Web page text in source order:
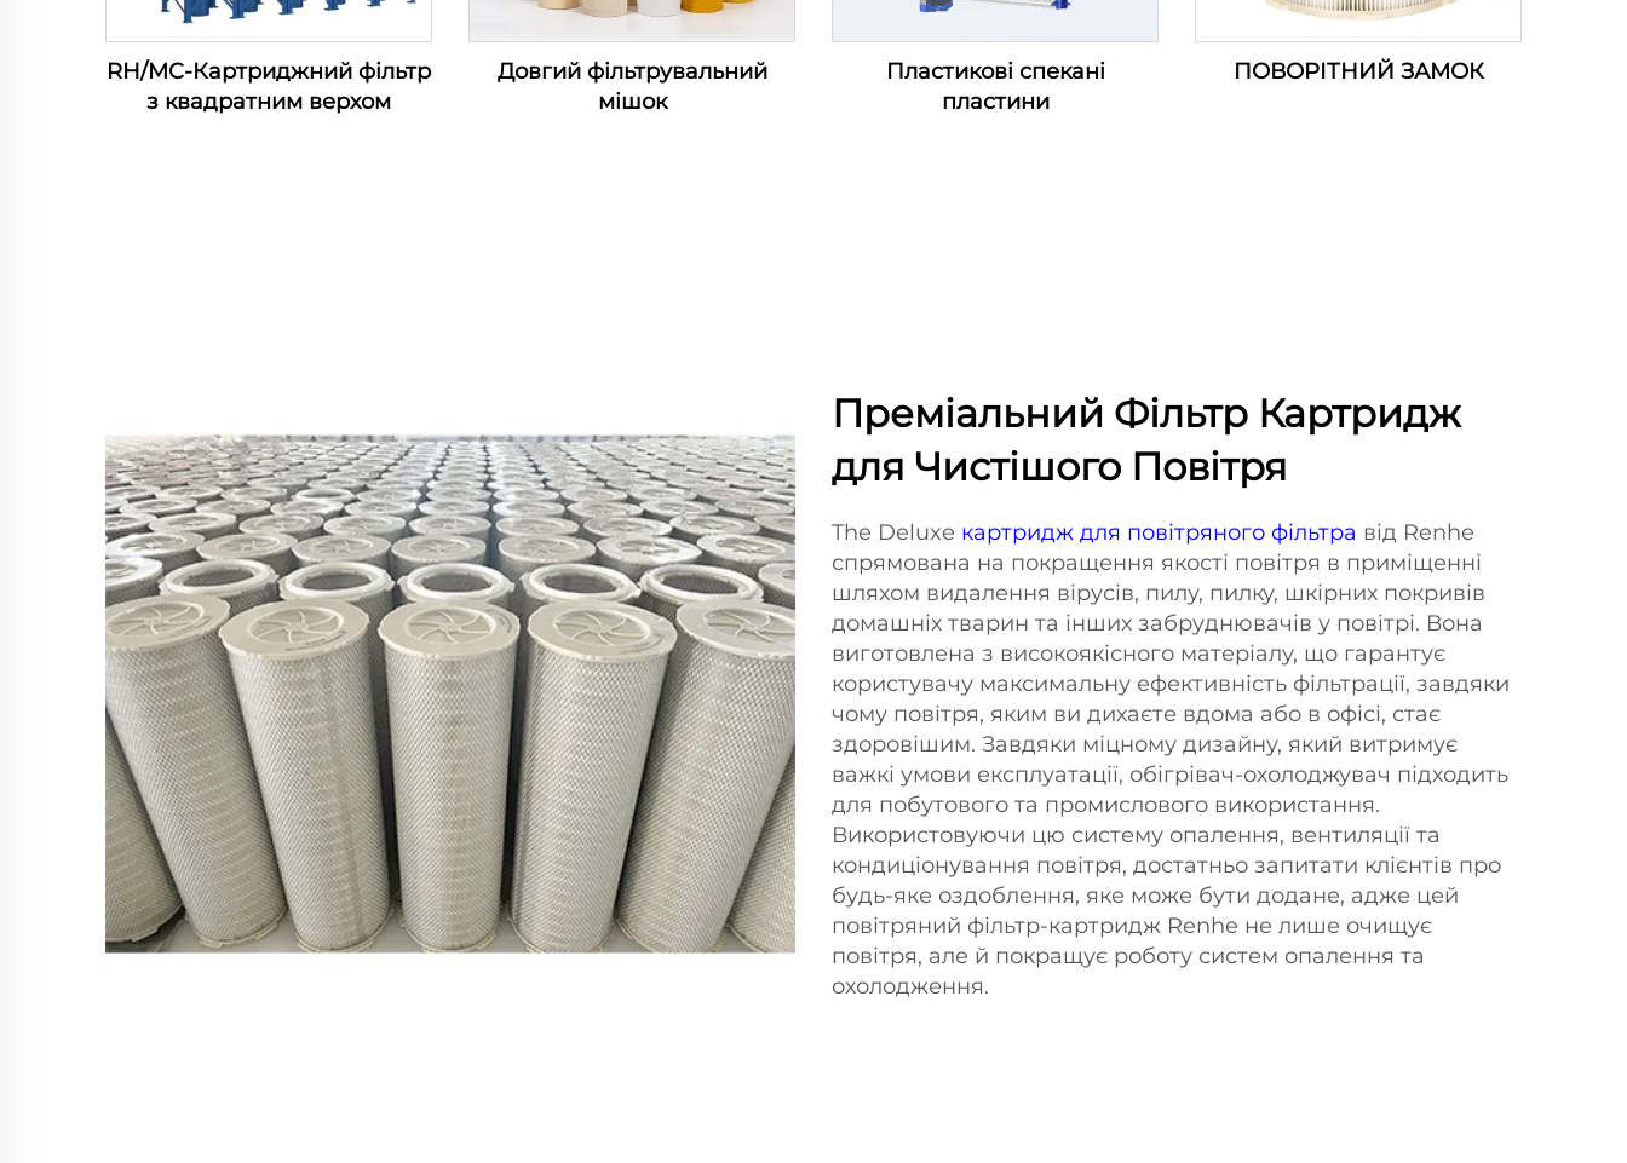
RH/MC-Картриджний фільтр
з квадратним верхом
Довгий фільтрувальний
мішок
Пластикові спекані
пластини
ПОВОРІТНИЙ ЗАМОК
Преміальний Фільтр Картридж
для Чистішого Повітря
The Deluxe картридж для повітряного фільтра від Renhe
спрямована на покращення якості повітря в приміщенні
шляхом видалення вірусів, пилу, пилку, шкірних покривів
домашніх тварин та інших забруднювачів у повітрі. Вона
виготовлена з високоякісного матеріалу, що гарантує
користувачу максимальну ефективність фільтрації, завдяки
чому повітря, яким ви дихаєте вдома або в офісі, стає
здоровішим. Завдяки міцному дизайну, який витримує
важкі умови експлуатації, обігрівач-охолоджувач підходить
для побутового та промислового використання.
Використовуючи цю систему опалення, вентиляції та
кондиціонування повітря, достатньо запитати клієнтів про
будь-яке оздоблення, яке може бути додане, адже цей
повітряний фільтр-картридж Renhe не лише очищує
повітря, але й покращує роботу систем опалення та
охолодження.